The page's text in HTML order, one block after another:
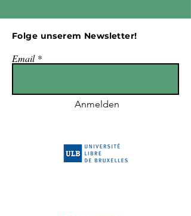
Folge unserem Newsletter!
Email
Anmelden